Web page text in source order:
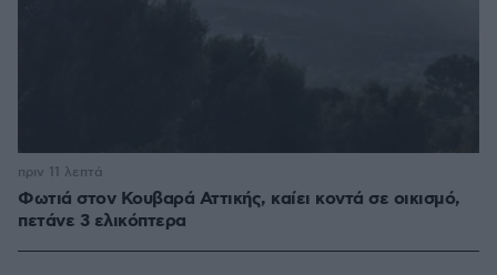
Φωτιά στον Κουβαρά Αττικής, καίει κοντά σε οικισμό,
πετάνε 3 ελικόπτερα
πριν 11 λεπτά